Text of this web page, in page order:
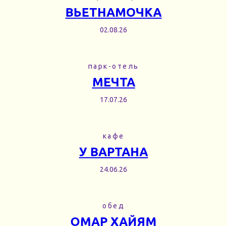
ВЬЕТНАМОЧКА
02.08.26
парк-отель
МЕЧТА
17.07.26
кафе
У ВАРТАНА
24.06.26
обед
ОМАР ХАЙЯМ